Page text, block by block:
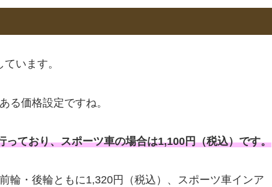
います。
る価格設定ですね。
ており、スポーツ車の場合は1,100円（税込）です。
輪・後輪ともに1,320円（税込）、スポーツ車インア